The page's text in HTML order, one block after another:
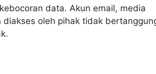
data. Akun email, media
oleh pihak tidak